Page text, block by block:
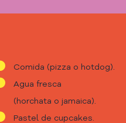
Comida (pizza o hotdog).
Agua fresca
(horchata o jamaica).
Pastel de cupcakes.